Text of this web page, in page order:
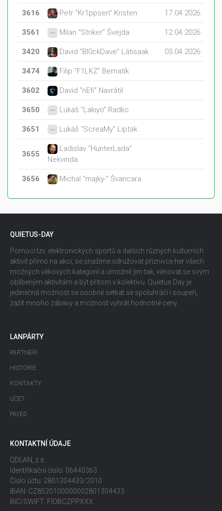
3616 Petr “Kr1ppsen” Kristen 17.04.2026
3561 Milan “Striker” Švejda 12.04.2026
3420 David “Bl0ckDave” Látisaak 03.04.2026
3474 Filip “F1LKZ” Bernatík
3602 David “nEfi” Navrátil
3650 Lukáš “Lakiyo” Radko
3651 Lukáš “ScreaMy” Lipták
3655
Ladislav “HunterLada”
Nekvinda
3656 Michal “majky-” Švancara
QUIETUS-DAY
Pomocí tzv. elektronických sportů a dalších různých kulturních
aktivit přímo na akci, se snažíme sdružovat příznivce her všech
možných věkových kategorií a umožnit jim tak, věnovat se svým
oblíbeným aktivitám a být přitom v kolektivu. Quietus Day je
jedinečná možnost se osobně setkat se spoluhráči i soupeři,
zažít mnoho zábavy a možnost vyhrát hodnotné ceny.
LANPÁRTY
PARTNEŘI
HISTORIE
KONTAKTY
ÚČET
PAYED
KONTAKTNÍ ÚDAJE
QDLAN, z.s.
Identifikační číslo: 06440363
Číslo účtu: 2801304433/2010
IBAN: CZ8520100000002801304433
BIC/SWIFT: FIOBCZPPXXX